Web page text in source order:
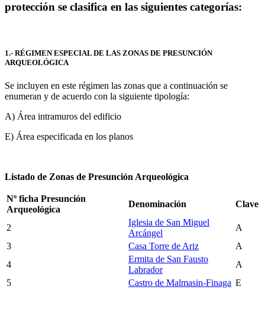
protección se clasifica en las siguientes categorías:
1.- RÉGIMEN ESPECIAL DE LAS ZONAS DE PRESUNCIÓN
ARQUEOLÓGICA
Se incluyen en este régimen las zonas que a continuación se
enumeran y de acuerdo con la siguiente tipología:
A) Área intramuros del edificio
E) Área especificada en los planos
Listado de Zonas de Presunción Arqueológica
Nº ficha Presunción
Arqueológica
Denominación Clave
2
Iglesia de San Miguel
Arcángel
A
3
Casa Torre de Ariz
A
4
Ermita de San Fausto
Labrador
A
5
Castro de Malmasin-Finaga E